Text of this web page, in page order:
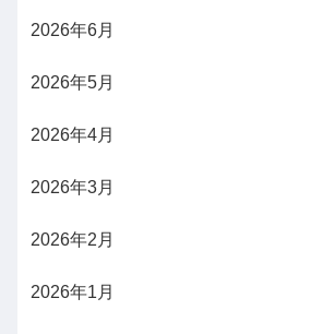
2026年6月
2026年5月
2026年4月
2026年3月
2026年2月
2026年1月